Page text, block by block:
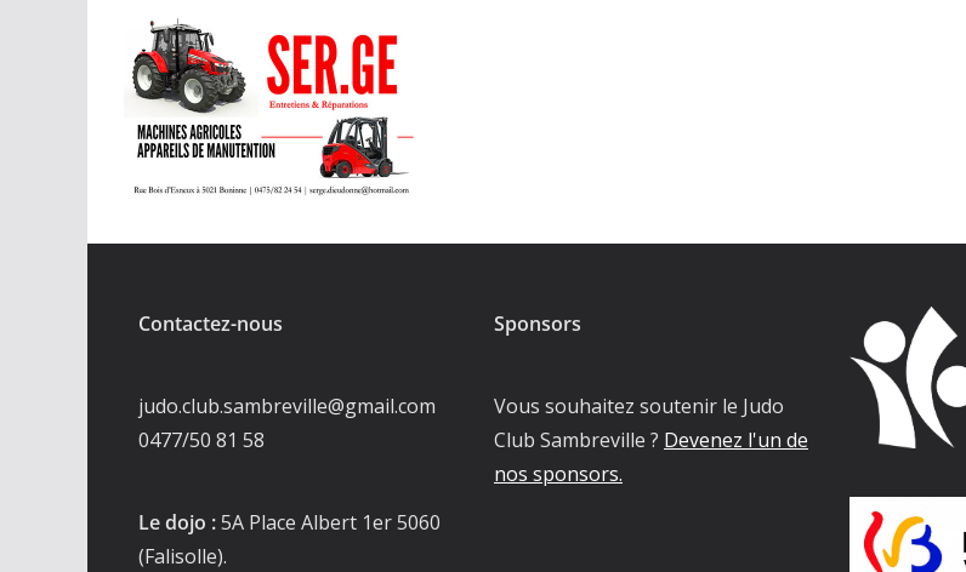
Contactez-nous
judo.club.sambreville@gmail.com
0477/50 81 58
Le dojo :5A Place Albert 1er 5060
(Falisolle).
Sponsors
Vous souhaitez soutenir le Judo
Club Sambreville ? Devenez l'un de
nos sponsors.